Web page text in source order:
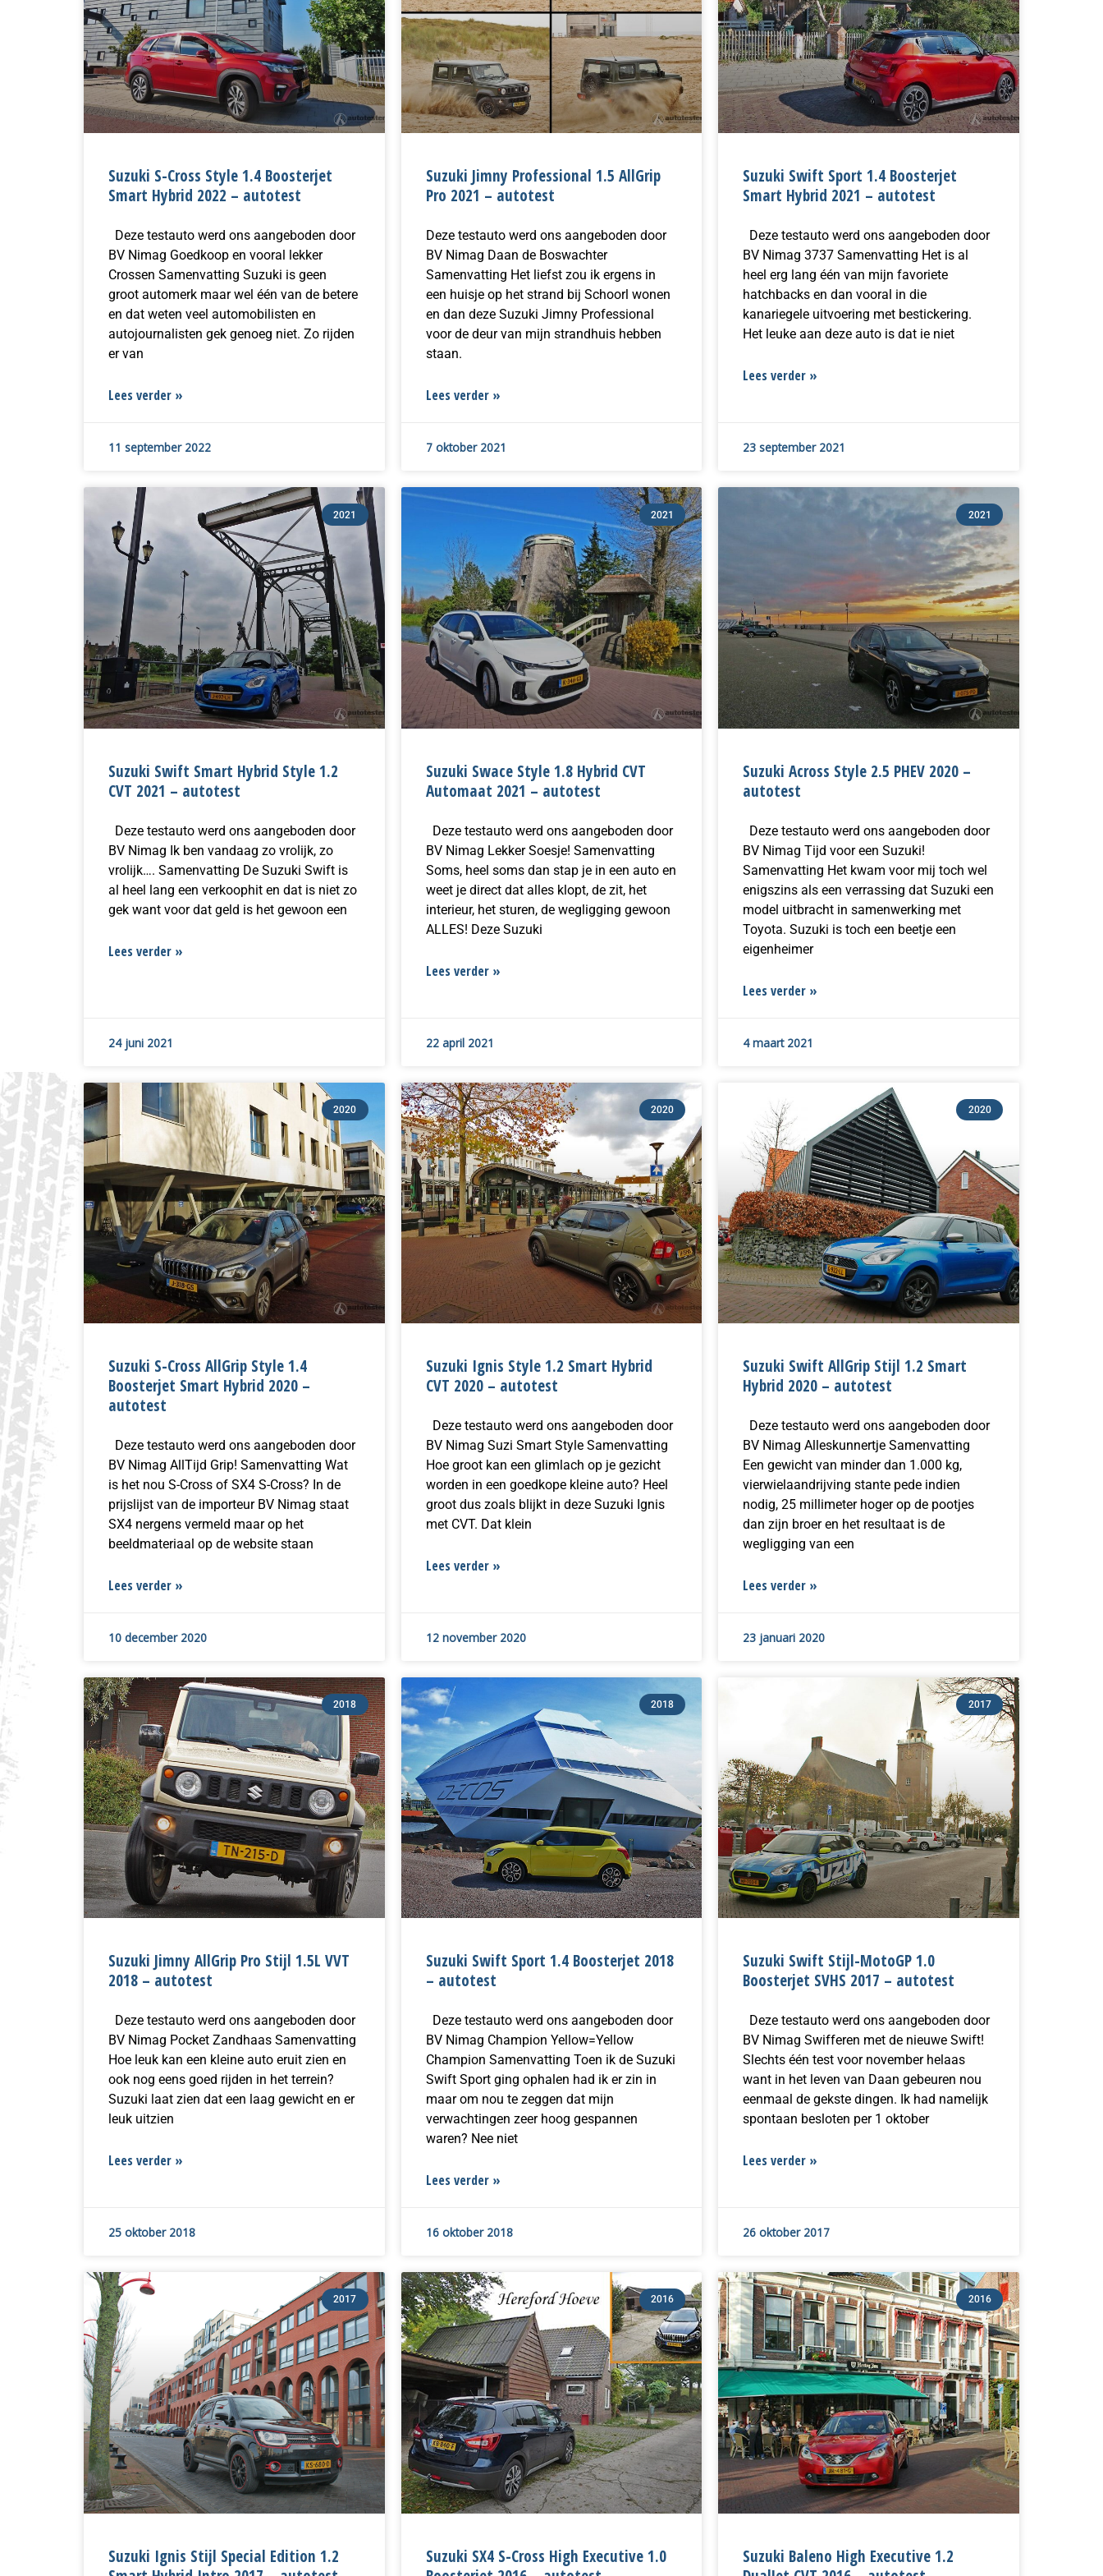
Suzuki S-Cross Style 1.4 Boosterjet
Smart Hybrid 2022 – autotest
Deze testauto werd ons aangeboden door
BV Nimag Goedkoop en vooral lekker
Crossen Samenvatting Suzuki is geen
groot automerk maar wel één van de betere
en dat weten veel automobilisten en
autojournalisten gek genoeg niet. Zo rijden
er van
Lees verder »
11 september 2022
Suzuki Jimny Professional 1.5 AllGrip
Pro 2021 – autotest
Deze testauto werd ons aangeboden door
BV Nimag Daan de Boswachter
Samenvatting Het liefst zou ik ergens in
een huisje op het strand bij Schoorl wonen
en dan deze Suzuki Jimny Professional
voor de deur van mijn strandhuis hebben
staan.
Lees verder »
7 oktober 2021
Suzuki Swift Sport 1.4 Boosterjet
Smart Hybrid 2021 – autotest
Deze testauto werd ons aangeboden door
BV Nimag 3737 Samenvatting Het is al
heel erg lang één van mijn favoriete
hatchbacks en dan vooral in die
kanariegele uitvoering met bestickering.
Het leuke aan deze auto is dat ie niet
Lees verder »
23 september 2021
2021
Suzuki Swift Smart Hybrid Style 1.2
CVT 2021 – autotest
Deze testauto werd ons aangeboden door
BV Nimag Ik ben vandaag zo vrolijk, zo
vrolijk…. Samenvatting De Suzuki Swift is
al heel lang een verkoophit en dat is niet zo
gek want voor dat geld is het gewoon een
Lees verder »
24 juni 2021
2021
Suzuki Swace Style 1.8 Hybrid CVT
Automaat 2021 – autotest
Deze testauto werd ons aangeboden door
BV Nimag Lekker Soesje! Samenvatting
Soms, heel soms dan stap je in een auto en
weet je direct dat alles klopt, de zit, het
interieur, het sturen, de wegligging gewoon
ALLES! Deze Suzuki
Lees verder »
22 april 2021
2021
Suzuki Across Style 2.5 PHEV 2020 –
autotest
Deze testauto werd ons aangeboden door
BV Nimag Tijd voor een Suzuki!
Samenvatting Het kwam voor mij toch wel
enigszins als een verrassing dat Suzuki een
model uitbracht in samenwerking met
Toyota. Suzuki is toch een beetje een
eigenheimer
Lees verder »
4 maart 2021
2020
Suzuki S-Cross AllGrip Style 1.4
Boosterjet Smart Hybrid 2020 –
autotest
Deze testauto werd ons aangeboden door
BV Nimag AllTijd Grip! Samenvatting Wat
is het nou S-Cross of SX4 S-Cross? In de
prijslijst van de importeur BV Nimag staat
SX4 nergens vermeld maar op het
beeldmateriaal op de website staan
Lees verder »
10 december 2020
2020
Suzuki Ignis Style 1.2 Smart Hybrid
CVT 2020 – autotest
Deze testauto werd ons aangeboden door
BV Nimag Suzi Smart Style Samenvatting
Hoe groot kan een glimlach op je gezicht
worden in een goedkope kleine auto? Heel
groot dus zoals blijkt in deze Suzuki Ignis
met CVT. Dat klein
Lees verder »
12 november 2020
2020
Suzuki Swift AllGrip Stijl 1.2 Smart
Hybrid 2020 – autotest
Deze testauto werd ons aangeboden door
BV Nimag Alleskunnertje Samenvatting
Een gewicht van minder dan 1.000 kg,
vierwielaandrijving stante pede indien
nodig, 25 millimeter hoger op de pootjes
dan zijn broer en het resultaat is de
wegligging van een
Lees verder »
23 januari 2020
2018
Suzuki Jimny AllGrip Pro Stijl 1.5L VVT
2018 – autotest
Deze testauto werd ons aangeboden door
BV Nimag Pocket Zandhaas Samenvatting
Hoe leuk kan een kleine auto eruit zien en
ook nog eens goed rijden in het terrein?
Suzuki laat zien dat een laag gewicht en er
leuk uitzien
Lees verder »
25 oktober 2018
2018
Suzuki Swift Sport 1.4 Boosterjet 2018
– autotest
Deze testauto werd ons aangeboden door
BV Nimag Champion Yellow=Yellow
Champion Samenvatting Toen ik de Suzuki
Swift Sport ging ophalen had ik er zin in
maar om nou te zeggen dat mijn
verwachtingen zeer hoog gespannen
waren? Nee niet
Lees verder »
16 oktober 2018
2017
Suzuki Swift Stijl-MotoGP 1.0
Boosterjet SVHS 2017 – autotest
Deze testauto werd ons aangeboden door
BV Nimag Swifferen met de nieuwe Swift!
Slechts één test voor november helaas
want in het leven van Daan gebeuren nou
eenmaal de gekste dingen. Ik had namelijk
spontaan besloten per 1 oktober
Lees verder »
26 oktober 2017
2017
Suzuki Ignis Stijl Special Edition 1.2
2016
Suzuki SX4 S-Cross High Executive 1.0
2016
Suzuki Baleno High Executive 1.2